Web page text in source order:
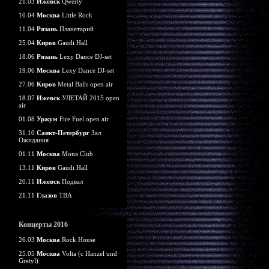
10.04 Москва Little Rock
11.04 Рязань Планетарий
25.04 Киров Gaudi Hall
18.06 Рязань Lexy Dance DJ-set
19.06 Москва Lexy Dance DJ-set
27.06 Киров Metal Balls open air
18.07 Ижевск УЛЕТАЙ 2015 open
air
01.08 Уржум Fire Fuel open air
31.10 Санкт-Петербург Зал
Ожидания
01.11 Москва Mona Club
13.11 Киров Gaudi Hall
20.11 Ижевск Подвал
21.11 Глазов TBA
Концерты 2016
26.03 Москва Rock House
25.05 Москва Volta (c Hanzel und
Gretyl)